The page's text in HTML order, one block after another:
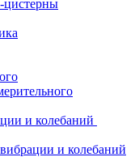
цистерны
и колебаний
и колебаний